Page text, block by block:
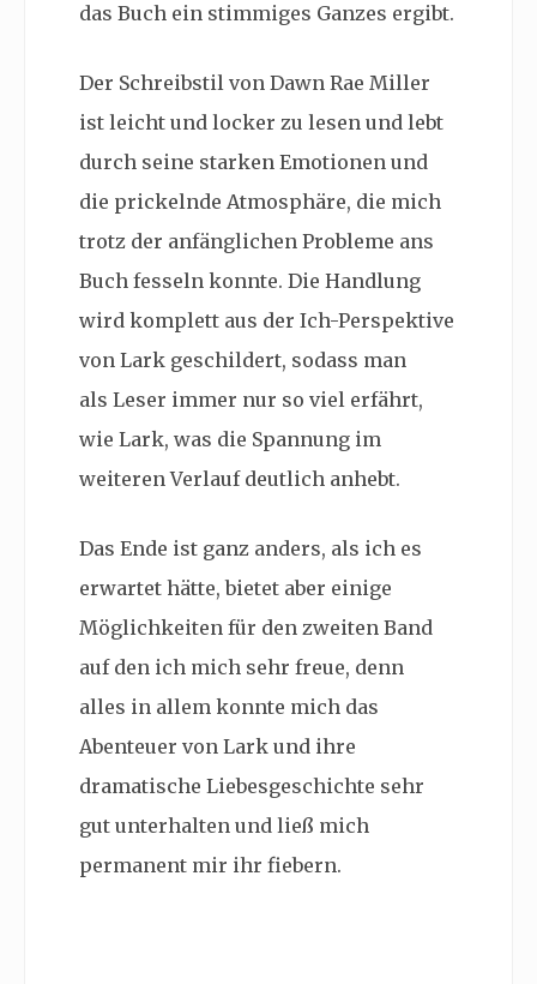
das Buch ein stimmiges Ganzes ergibt.
Der Schreibstil von Dawn Rae Miller
ist leicht und locker zu lesen und lebt
durch seine starken Emotionen und
die prickelnde Atmosphäre, die mich
trotz der anfänglichen Probleme ans
Buch fesseln konnte. Die Handlung
wird komplett aus der Ich-Perspektive
von Lark geschildert, sodass man
als Leser immer nur so viel erfährt,
wie Lark, was die Spannung im
weiteren Verlauf deutlich anhebt.
Das Ende ist ganz anders, als ich es
erwartet hätte, bietet aber einige
Möglichkeiten für den zweiten Band
auf den ich mich sehr freue, denn
alles in allem konnte mich das
Abenteuer von Lark und ihre
dramatische Liebesgeschichte sehr
gut unterhalten und ließ mich
permanent mir ihr fiebern.